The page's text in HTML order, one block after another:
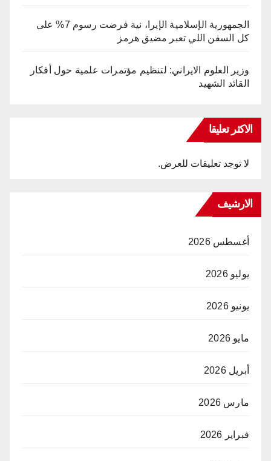
الجمهورية الإسلامية الإيرا، نية فرضت رسوم 7% على
كل السفن اللي تعبر مضيق هرمز
وزير العلوم الايراني: لتنظيم مؤتمرات علمية حول أفكار
القائد الشهيد
الاكثر تعليقا
لا توجد تعليقات للعرض.
الارشيف
أغسطس 2026
يوليو 2026
يونيو 2026
مايو 2026
أبريل 2026
مارس 2026
فبراير 2026